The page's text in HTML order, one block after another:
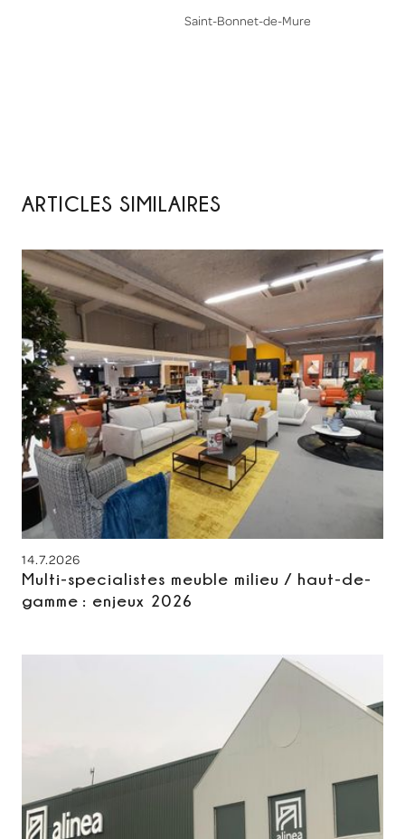
Saint-Bonnet-de-Mure
ARTICLES SIMILAIRES
14.7.2026
Multi-specialistes meuble milieu / haut-de-
gamme : enjeux 2026